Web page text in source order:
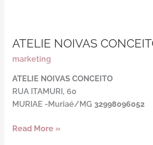
ATELIE NOIVAS
marketing
ATELIE NOIVAS CONCEITO
RUA ITAMURI, 60
MURIAE -Muriaé/MG 32998096052
ATELIE
NOIVAS
Read More »